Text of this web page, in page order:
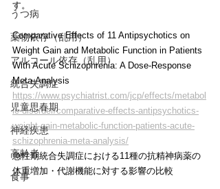
うつ病
薬物依存（乱用）
アルコール依存（乱用）
統合失調症
児童思春期
神経疾患
高齢者
食事
す。
Comparative Effects of 11 Antipsychotics on
Weight Gain and Metabolic Function in Patients
With Acute Schizophrenia: A Dose-Response
Meta-Analysis
https://www.psychiatrist.com/jcp/effects/metabol
ic-disorder/comparative-effects-antipsychotics-
weight-gain-metabolic-function-patients-acute-
schizophrenia-meta-analysis/
急性期統合失調症における11種の抗精神病薬の
体重増加・代謝機能に対する影響の比較